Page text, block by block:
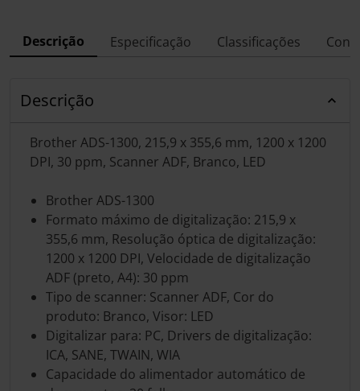
Descrição Especificação Classificações
Descrição
Brother ADS-1300, 215,9 x 355,6 mm, 1200 x 1200
DPI, 30 ppm, Scanner ADF, Branco, LED
Brother ADS-1300
Formato máximo de digitalização: 215,9 x
355,6 mm, Resolução óptica de digitalização:
1200 x 1200 DPI, Velocidade de digitalização
ADF (preto, A4): 30 ppm
Tipo de scanner: Scanner ADF, Cor do
produto: Branco, Visor: LED
Digitalizar para: PC, Drivers de digitalização:
ICA, SANE, TWAIN, WIA
Capacidade do alimentador automático de